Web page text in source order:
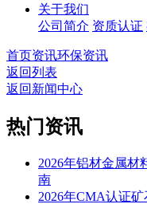
关于我们
公司简介 资质认证
首页资讯环保资讯
返回列表
返回新闻中心
热门资讯
2026年铝材金属材
南
2026年CMA认证